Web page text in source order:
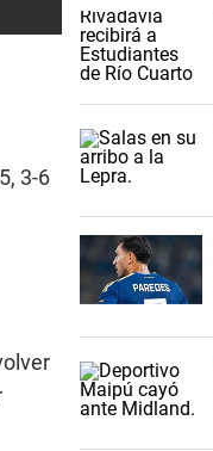
3-6